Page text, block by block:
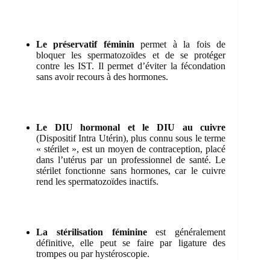
Le préservatif féminin permet à la fois de
bloquer les spermatozoïdes et de se protéger
contre les IST. Il permet d’éviter la fécondation
sans avoir recours à des hormones.
Le DIU hormonal et le DIU au cuivre
(Dispositif Intra Utérin), plus connu sous le terme
« stérilet », est un moyen de contraception, placé
dans l’utérus par un professionnel de santé. Le
stérilet fonctionne sans hormones, car le cuivre
rend les spermatozoïdes inactifs.
La stérilisation féminineest généralement
définitive, elle peut se faire par ligature des
trompes ou par hystéroscopie.